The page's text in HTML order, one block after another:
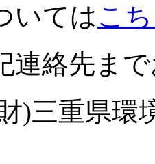
いてはこ
連絡先ま
)三重県